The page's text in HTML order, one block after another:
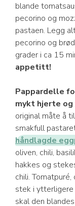
blande
pecorino og
pastaen. Legg
pecorino og
grader i ca 15
appetitt!
Pappardelle
mykt hjerte
original måte å
smakfull
håndlagde
oliven, chili,
hakkes og
chili.
stek i
skal den